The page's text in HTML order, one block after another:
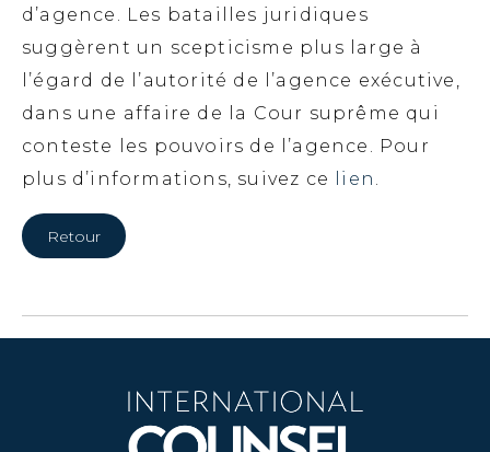
d’agence. Les batailles juridiques
suggèrent un scepticisme plus large à
l’égard de l’autorité de l’agence exécutive,
dans une affaire de la Cour suprême qui
conteste les pouvoirs de l’agence. Pour
plus d’informations, suivez ce
lien .
Retour